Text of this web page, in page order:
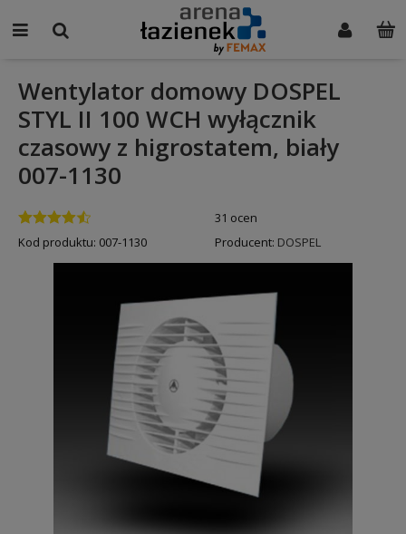
Wentylator domowy DOSPEL
STYL II 100 WCH wyłącznik
czasowy z higrostatem, biały
007-1130
31 ocen
Kod produktu: 007-1130 Producent: DOSPEL